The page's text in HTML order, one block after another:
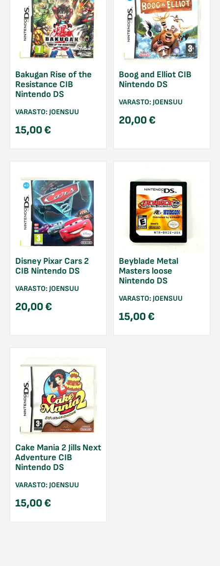
Bakugan Rise of the
Resistance CIB
Nintendo DS
VARASTO: JOENSUU
15,00€
Boog and Elliot CIB
Nintendo DS
VARASTO: JOENSUU
20,00€
Disney Pixar Cars 2
CIB Nintendo DS
VARASTO: JOENSUU
20,00€
Beyblade Metal
Masters loose
Nintendo DS
VARASTO: JOENSUU
15,00€
Cake Mania 2 Jills Next
Adventure CIB
Nintendo DS
VARASTO: JOENSUU
15,00€